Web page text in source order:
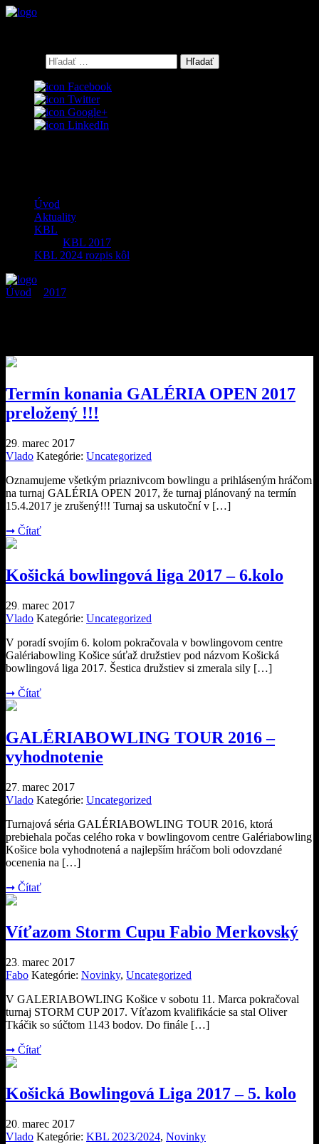
Facebook
Twitter
Google+
LinkedIn
Úvod
Aktuality
KBL
KBL 2017
KBL 2024 rozpis kôl
Úvod 2017
Termín konania GALÉRIA OPEN 2017
preložený !!!
29. marec 2017
Vlado Kategórie: Uncategorized
Oznamujeme všetkým priaznivcom bowlingu a prihláseným hráčom
na turnaj GALÉRIA OPEN 2017, že turnaj plánovaný na termín
15.4.2017 je zrušený!!! Turnaj sa uskutoční v […]
➞ Čítať
Košická bowlingová liga 2017 – 6.kolo
29 marec 2017
Vlado Kategórie: Uncategorized
V poradí svojím 6. kolom pokračovala v bowlingovom centre
Galériabowling Košice súťaž družstiev pod názvom Košická
bowlingová liga 2017. Šestica družstiev si zmerala sily […]
➞ Čítať
GALÉRIABOWLING TOUR 2016 –
vyhodnotenie
27 marec 2017
Vlado Kategórie: Uncategorized
Turnajová séria GALÉRIABOWLING TOUR 2016, ktorá
prebiehala počas celého roka v bowlingovom centre Galériabowling
Košice bola vyhodnotená a najlepším hráčom boli odovzdané
ocenenia na […]
➞ Čítať
Víťazom Storm Cupu Fabio Merkovský
23 marec 2017
Fabo Kategórie: Novinky, Uncategorized
V GALERIABOWLING Košice v sobotu 11. Marca pokračoval
turnaj STORM CUP 2017. Víťazom kvalifikácie sa stal Oliver
Tkáčik so súčtom 1143 bodov. Do finále […]
➞ Čítať
Košická Bowlingová Liga 2017 – 5. kolo
20. marec 2017
Vlado Kategórie: KBL 2023/2024, Novinky